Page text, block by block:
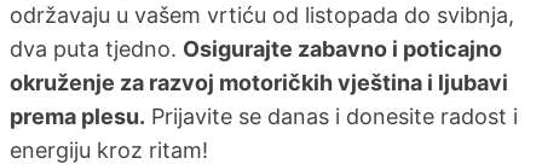
održavaju u vašem vrtiću od listopada do svibnja,
dva puta tjedno. Osigurajte zabavno i poticajno
okruženje za razvoj motoričkih vještina i ljubavi
prema plesu. Prijavite se danas i donesite radost i
energiju kroz ritam!